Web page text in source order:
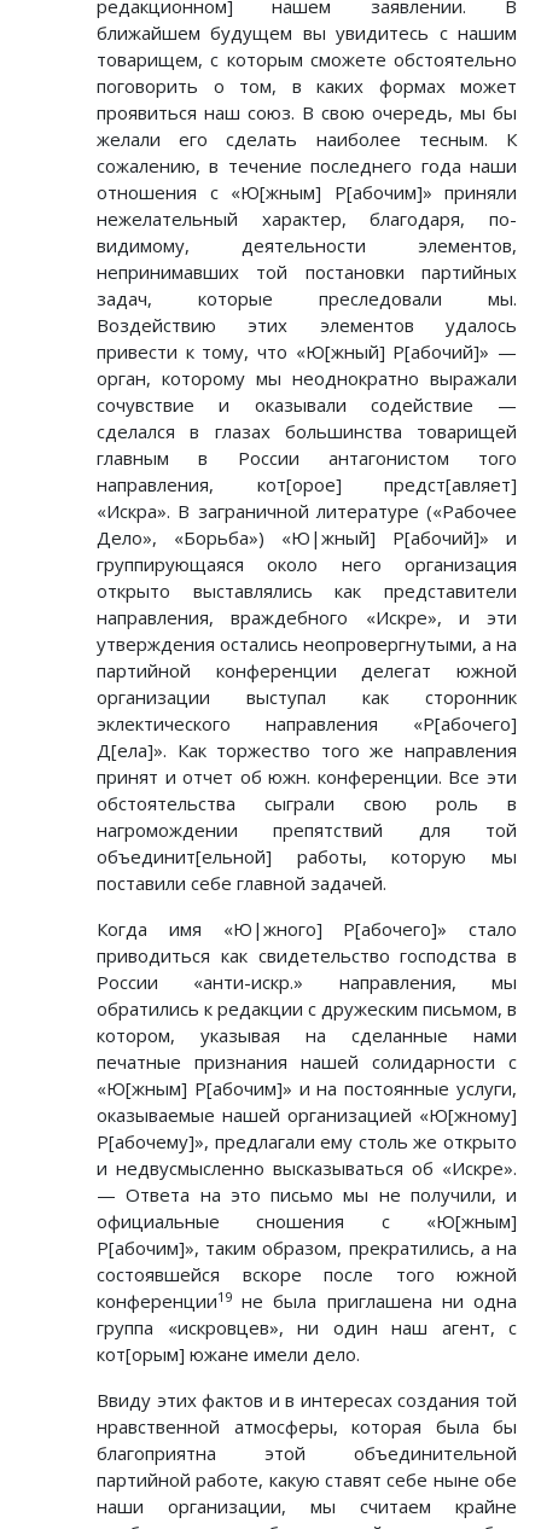
редакционном] нашем заявлении. В
ближайшем будущем вы увидитесь с нашим
товарищем, с которым сможете обстоятельно
поговорить о том, в каких формах может
проявиться наш союз. В свою очередь, мы бы
желали его сделать наиболее тесным. К
сожалению, в течение последнего года наши
отношения с «Ю[жным] Р[абочим]» приняли
нежелательный характер, благодаря, по-
видимому, деятельности элементов,
непринимавших той постановки партийных
задач, которые преследовали мы.
Воздействию этих элементов удалось
привести к тому, что «Ю[жный] Р[абочий]» —
орган, которому мы неоднократно выражали
сочувствие и оказывали содействие —
сделался в глазах большинства товарищей
главным в России антагонистом того
направления, кот[орое] предст[авляет]
«Искра». В заграничной литературе («Рабочее
Дело», «Борьба») «Ю|жный] Р[абочий]» и
группирующаяся около него организация
открыто выставлялись как представители
направления, враждебного «Искре», и эти
утверждения остались неопровергнутыми, а на
партийной конференции делегат южной
организации выступал как сторонник
эклектического направления «Р[абочего]
Д[ела]». Как торжество того же направления
принят и отчет об южн. конференции. Все эти
обстоятельства сыграли свою роль в
нагромождении препятствий для той
объединит[ельной] работы, которую мы
поставили себе главной задачей.
Когда имя «Ю|жного] Р[абочего]» стало
приводиться как свидетельство господства в
России «анти-искр.» направления, мы
обратились к редакции с дружеским письмом, в
котором, указывая на сделанные нами
печатные признания нашей солидарности с
«Ю[жным] Р[абочим]» и на постоянные услуги,
оказываемые нашей организацией «Ю[жному]
Р[абочему]», предлагали ему столь же открыто
и недвусмысленно высказываться об «Искре».
— Ответа на это письмо мы не получили, и
официальные сношения с «Ю[жным]
Р[абочим]», таким образом, прекратились, а на
состоявшейся вскоре после того южной
конференции19 не была приглашена ни одна
группа «искровцев», ни один наш агент, с
кот[орым] южане имели дело.
Ввиду этих фактов и в интересах создания той
нравственной атмосферы, которая была бы
благоприятна этой объединительной
партийной работе, какую ставят себе ныне обе
наши организации, мы считаем крайне